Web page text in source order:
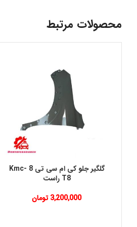
محصولات مرتبط
گلگیر جلو کی ام سی تی 8 Kmc-
T8 راست
3,200,000 تومان